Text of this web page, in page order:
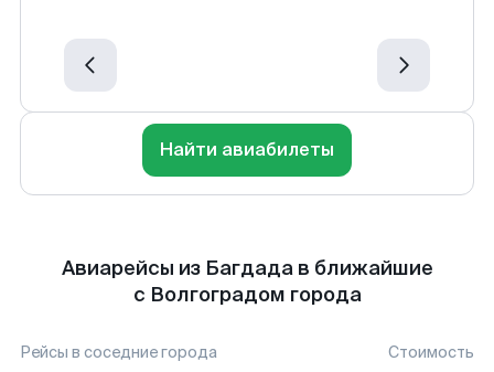
Найти авиабилеты
Авиарейсы из Багдада в ближайшие
с Волгоградом города
Рейсы в соседние города Стоимость